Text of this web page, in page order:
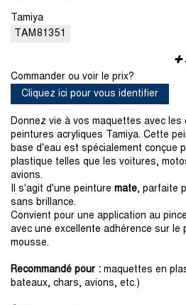
Tamiya
TAM81351
Commander ou voir le prix?
Cliquez ici pour vous identifier
Donnez vie à vos maquettes avec
peintures acryliques Tamiya. Cette
base d'eau est spécialement conçue
plastique telles que les voitures,
avions.
Il s'agit d'une peinture mate, parfaite
sans brillance.
Convient pour une application au
avec une excellente adhérence sur le
mousse.
Recommandé pour : maquettes en
bateaux, chars, avions, etc.)